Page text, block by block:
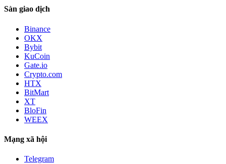
Sàn giao dịch
Binance
OKX
Bybit
KuCoin
Gate.io
Crypto.com
HTX
BitMart
XT
BloFin
WEEX
Mạng xã hội
Telegram